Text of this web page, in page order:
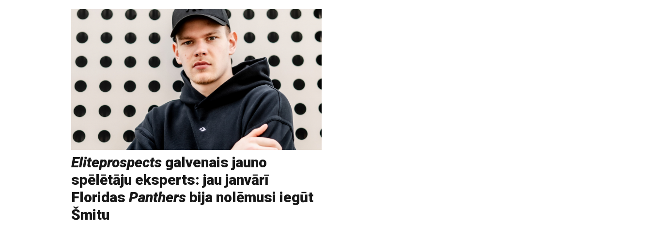
Eliteprospects galvenais jauno
spēlētāju eksperts: jau janvārī
Floridas Panthers bija nolēmusi iegūt
Šmitu